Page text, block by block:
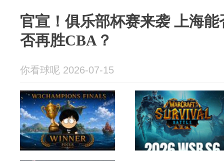
官宣！俱乐部杯赛来袭 上海
否再胜CBA？
你看球呢 2026-07-15